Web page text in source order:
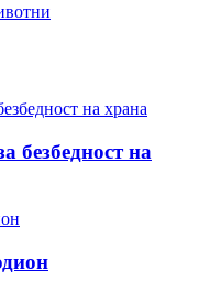
безбедност на